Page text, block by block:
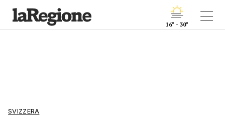
16° - 30°
SVIZZERA